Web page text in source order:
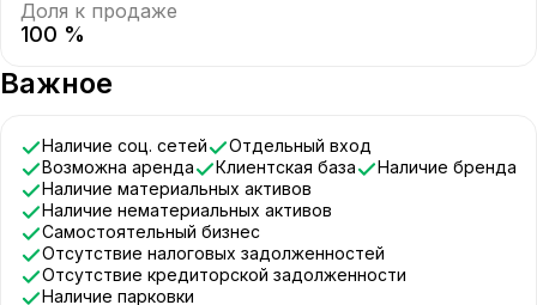
Доля к продаже
100 %
Важное
Наличие соц. сетей
Отдельный вход
Возможна аренда
Клиентская база
Наличие бренда
Наличие материальных активов
Наличие нематериальных активов
Самостоятельный бизнес
Отсутствие налоговых задолженностей
Отсутствие кредиторской задолженности
Наличие парковки